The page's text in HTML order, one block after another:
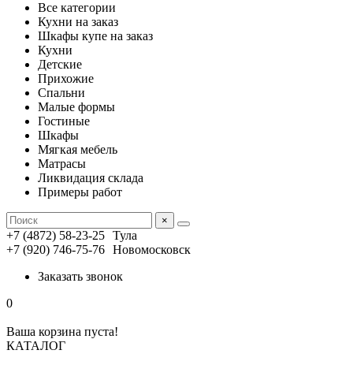
Все категории
Кухни на заказ
Шкафы купе на заказ
Кухни
Детские
Прихожие
Спальни
Малые формы
Гостиные
Шкафы
Мягкая мебель
Матрасы
Ликвидация склада
Примеры работ
×
+7 (4872) 58-23-25 Тула
+7 (920) 746-75-76 Новомосковск
Заказать звонок
0
Ваша корзина пуста!
КАТАЛОГ